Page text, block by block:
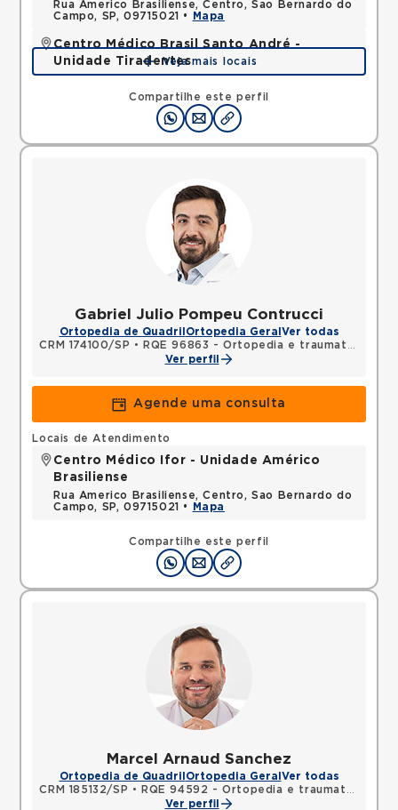
Compartilhe este perfil
Rua Americo Brasiliense, Centro, Sao Bernardo do
Campo, SP, 09715021 •
Mapa
Centro Médico Brasil Santo André -
Unidade Tiradentes
Rua Tiradentes, Vila Dora, Santo Andre, SP,
09030560 •Mapa
Veja mais locais
Gabriel Julio Pompeu Contrucci
Ortopedia de Quadril Ortopedia Geral Ver todas
CRM 174100/SP •
RQE 96863 - Ortopedia e traumatologia
Ver perfil
Agende uma consulta
Compartilhe este perfil
Locais de Atendimento
Centro Médico Ifor - Unidade Américo
Brasiliense
Rua Americo Brasiliense, Centro, Sao Bernardo do
Campo, SP, 09715021 •
Mapa
Marcel Arnaud Sanchez
Ortopedia de Quadril Ortopedia Geral Ver todas
CRM 185132/SP •
RQE 94592 - Ortopedia e traumatologia
Ver perfil